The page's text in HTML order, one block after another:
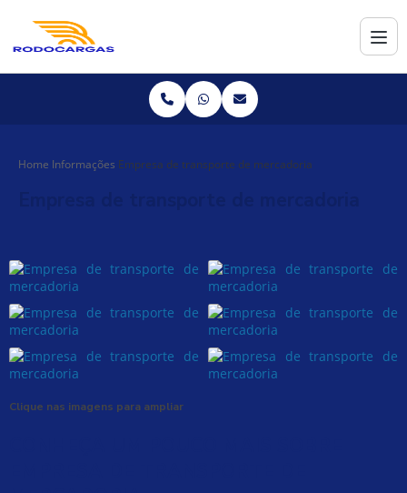
Home Informações Empresa de transporte de mercadoria
Clique nas imagens para ampliar